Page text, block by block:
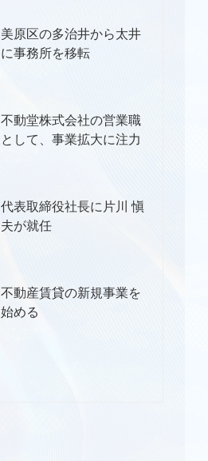
仏壇修理
仏壇引っ越し
美原区の多治井から太井
に事務所を移転
不動堂株式会社の営業職
として、事業拡大に注力
代表取締役社長に片川 愼
夫が就任
不動産賃貸の新規事業を
始める